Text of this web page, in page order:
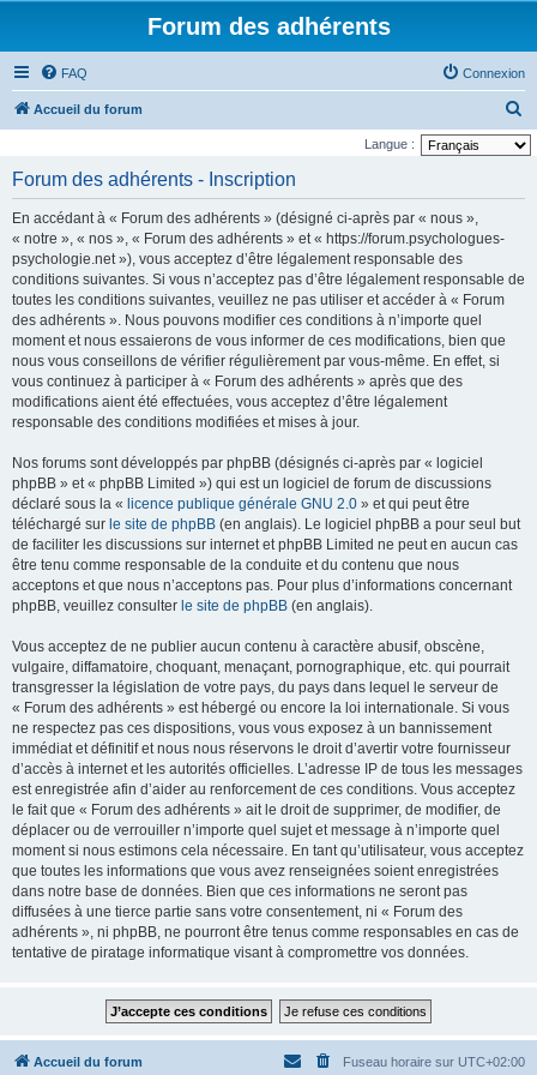
Forum des adhérents
FAQ Connexion
Accueil du forum
e
Langue :
Forum des adhérents - Inscription
En accédant à « Forum des adhérents » (désigné ci-après par « nous »,
« notre », « nos », « Forum des adhérents » et « https://forum.psychologues-
psychologie.net »), vous acceptez d’être légalement responsable des
conditions suivantes. Si vous n’acceptez pas d’être légalement responsable de
toutes les conditions suivantes, veuillez ne pas utiliser et accéder à « Forum
des adhérents ». Nous pouvons modifier ces conditions à n’importe quel
moment et nous essaierons de vous informer de ces modifications, bien que
nous vous conseillons de vérifier régulièrement par vous-même. En effet, si
vous continuez à participer à « Forum des adhérents » après que des
modifications aient été effectuées, vous acceptez d’être légalement
responsable des conditions modifiées et mises à jour.
Nos forums sont développés par phpBB (désignés ci-après par « logiciel
phpBB » et « phpBB Limited ») qui est un logiciel de forum de discussions
déclaré sous la « licence publique générale GNU 2.0 » et qui peut être
téléchargé sur le site de phpBB (en anglais). Le logiciel phpBB a pour seul but
de faciliter les discussions sur internet et phpBB Limited ne peut en aucun cas
être tenu comme responsable de la conduite et du contenu que nous
acceptons et que nous n’acceptons pas. Pour plus d’informations concernant
phpBB, veuillez consulter le site de phpBB (en anglais).
Vous acceptez de ne publier aucun contenu à caractère abusif, obscène,
vulgaire, diffamatoire, choquant, menaçant, pornographique, etc. qui pourrait
transgresser la législation de votre pays, du pays dans lequel le serveur de
« Forum des adhérents » est hébergé ou encore la loi internationale. Si vous
ne respectez pas ces dispositions, vous vous exposez à un bannissement
immédiat et définitif et nous nous réservons le droit d’avertir votre fournisseur
d’accès à internet et les autorités officielles. L’adresse IP de tous les messages
est enregistrée afin d’aider au renforcement de ces conditions. Vous acceptez
le fait que « Forum des adhérents » ait le droit de supprimer, de modifier, de
déplacer ou de verrouiller n’importe quel sujet et message à n’importe quel
moment si nous estimons cela nécessaire. En tant qu’utilisateur, vous acceptez
que toutes les informations que vous avez renseignées soient enregistrées
dans notre base de données. Bien que ces informations ne seront pas
diffusées à une tierce partie sans votre consentement, ni « Forum des
adhérents », ni phpBB, ne pourront être tenus comme responsables en cas de
tentative de piratage informatique visant à compromettre vos données.
Accueil du forum Fuseau horaire sur UTC+02:00